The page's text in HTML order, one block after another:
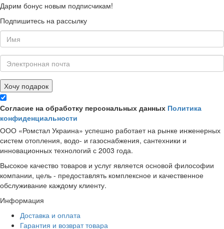
Дарим бонус новым подписчикам!
Подпишитесь на рассылку
Хочу подарок
Согласие на обработку персональных данных Политика
конфиденциальности
ООО «Ромстал Украина» успешно работает на рынке инженерных
систем отопления, водо- и газоснабжения, сантехники и
инновационных технологий с 2003 года.
Высокое качество товаров и услуг является основой философии
компании, цель - предоставлять комплексное и качественное
обслуживание каждому клиенту.
Информация
Доставка и оплата
Гарантия и возврат товара